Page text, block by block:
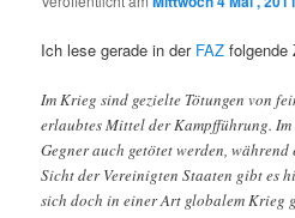
Ich lese gerade in der FAZ folgende
Im Krieg sind gezielte Tötungen von
erlaubtes Mittel der Kampfführung.
Gegner auch getötet werden,
Sicht der Vereinigten Staaten gibt es
sich doch in einer Art globalem Krieg